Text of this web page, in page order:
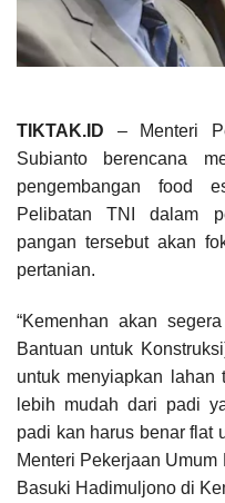
TIKTAK.ID – Menteri
Subianto berencana
pengembangan food
Pelibatan TNI dalam
pangan tersebut akan
pertanian.
“Kemenhan akan
Bantuan untuk
untuk menyiapkan lahan
lebih mudah dari padi
padi kan harus benar flat
Menteri Pekerjaan
Basuki Hadimuljono di